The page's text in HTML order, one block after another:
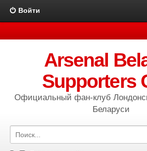
Войти
Arsenal
Supporters
Официальный фан-клуб
Беларуси